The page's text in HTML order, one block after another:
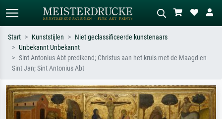
Standaard zoeken AI-beeldzoeker
Zoek op kunstenaar, titel of stijl – bijv.
Hokusai-golf, naakt.
olieverfschilderij, staand naakt naast
een boom.
Start Kunststijlen
Niet geclassificeerde kunstenaars
Unbekannt Unbekannt
Sint Antonius Abt predikend; Christus aan het kruis met de Maagd en
Sint Jan; Sint Antonius Abt